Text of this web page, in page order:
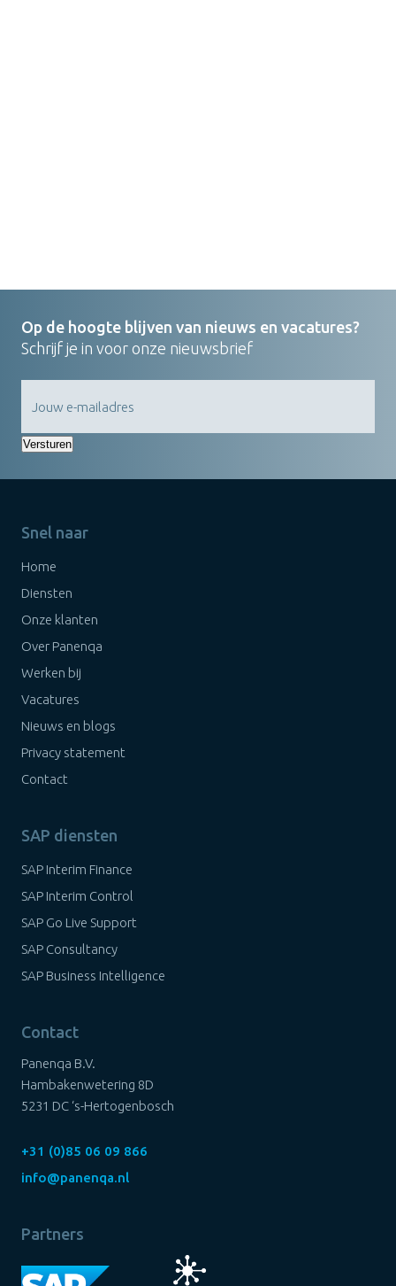
Op de hoogte blijven van nieuws en vacatures?
Schrijf je in voor onze nieuwsbrief
Versturen
Snel naar
Home
Diensten
Onze klanten
Over Panenqa
Werken bij
Vacatures
Nieuws en blogs
Privacy statement
Contact
SAP diensten
SAP Interim Finance
SAP Interim Control
SAP Go Live Support
SAP Consultancy
SAP Business Intelligence
Contact
Panenqa B.V.
Hambakenwetering 8D
5231 DC ‘s-Hertogenbosch
+31 (0)85 06 09 866
info@panenqa.nl
Partners